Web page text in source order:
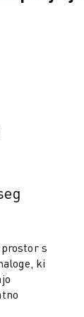
PORTAL
s
ki